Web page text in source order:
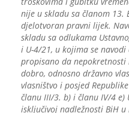
nije u skladu sa članom 13.
djelotvoran pravni lijek.
skladu sa odlukama
i U-4/21, u kojima se
propisano da
dobro, odnosno državno
vlasništvo i posjed
članu III/3. b) i članu IV/4 e)
isključivoj nadležnosti BiH